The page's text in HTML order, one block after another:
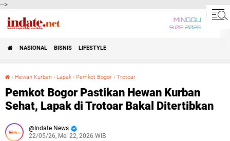
-->
MINGGU
9 08 2026
NASIONAL BISNIS LIFESTYLE
› Hewan Kurban › Lapak › Pemkot Bogor › Trotoar
Pemkot Bogor Pastikan Hewan Kurban
Sehat, Lapak di Trotoar Bakal Ditertibkan
Indate News
22/05/26, Mei 22, 2026 WIB